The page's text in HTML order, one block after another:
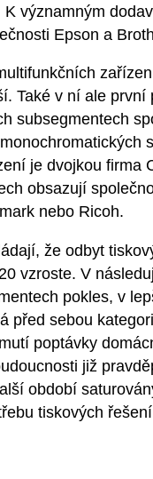
významným
Epson a
Také v ní ale první
subsegmentech
je dvojkou firma
obsazují
nebo Ricoh.
že odbyt
vzroste. V
pokles, v
před sebou
poptávky
již
období
tiskových